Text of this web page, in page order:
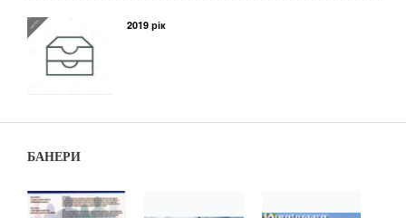
2019 рік
БАНЕРИ